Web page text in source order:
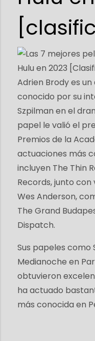
Adrien Brody es
conocido por su
Szpilman en el
papel le valió el
Premios de la
actuaciones más
incluyen The Thin
Records, junto
Wes Anderson,
The Grand
Dispatch.
Sus papeles como
Medianoche en
obtuvieron
ha actuado
más conocida en